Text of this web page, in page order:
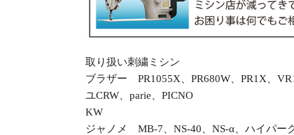
取り扱い刺繍ミシン
ブラザー PR1055X、PR680W、PR1X、
ユCRW、parie、PICNO
KW
ジャノメ MB-7、NS-40、NS-α、ハイパー